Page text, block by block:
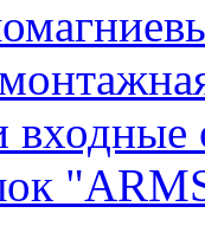
входные